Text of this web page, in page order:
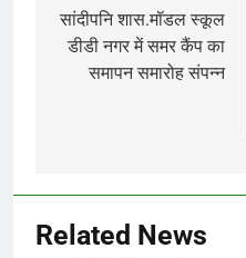
navigation
सांदीपनि शास.मॉडल स्कूल
डीडी नगर में समर कैंप का
समापन समारोह संपन्न
Related News